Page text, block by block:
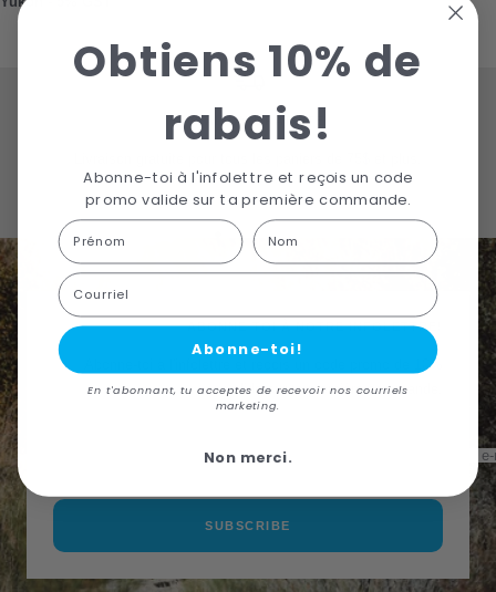
LIVRAISON GRATUITE
to
1
Go
to
2
Go
to
3
Go
to
4
ABONNE-TOI À NOTRE INFOLETTRE!
Abonne-toi à l'infolettre et reçois un code promo de 10%
valide sur ta première commande.
Your
SUBSCRIBE
Obtiens 10% de
rabais!
Abonne-toi à l'infolettre et reçois un code
promo valide sur ta première commande.
First Name Last name
Courriel
Abonne-toi!
En t'abonnant, tu acceptes de recevoir nos courriels
marketing.
Non merci.